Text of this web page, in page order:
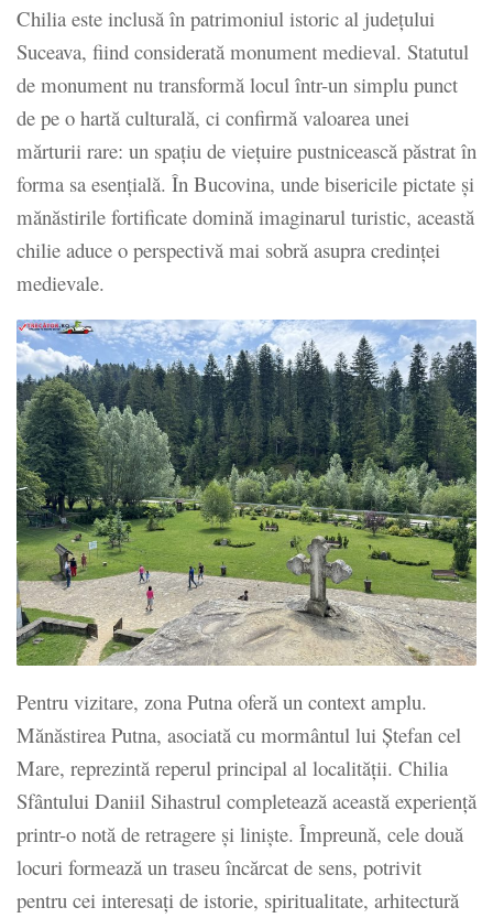
Chilia este inclusă în patrimoniul istoric al județului
Suceava, fiind considerată monument medieval. Statutul
de monument nu transformă locul într-un simplu punct
de pe o hartă culturală, ci confirmă valoarea unei
mărturii rare: un spațiu de viețuire pustnicească păstrat în
forma sa esențială. În Bucovina, unde bisericile pictate și
mănăstirile fortificate domină imaginarul turistic, această
chilie aduce o perspectivă mai sobră asupra credinței
medievale.
Pentru vizitare, zona Putna oferă un context amplu.
Mănăstirea Putna, asociată cu mormântul lui Ștefan cel
Mare, reprezintă reperul principal al localității. Chilia
Sfântului Daniil Sihastrul completează această experiență
printr-o notă de retragere și liniște. Împreună, cele două
locuri formează un traseu încărcat de sens, potrivit
pentru cei interesați de istorie, spiritualitate, arhitectură